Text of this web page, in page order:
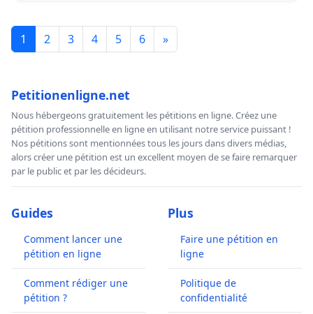
1 2 3 4 5 6 »
Petitionenligne.net
Nous hébergeons gratuitement les pétitions en ligne. Créez une
pétition professionnelle en ligne en utilisant notre service puissant !
Nos pétitions sont mentionnées tous les jours dans divers médias,
alors créer une pétition est un excellent moyen de se faire remarquer
par le public et par les décideurs.
Guides
Comment lancer une
pétition en ligne
Comment rédiger une
pétition ?
Plus
Faire une pétition en
ligne
Politique de
confidentialité